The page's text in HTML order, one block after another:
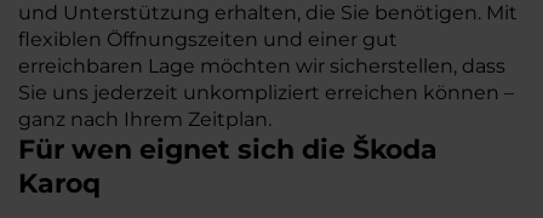
und Unterstützung erhalten, die Sie benötigen. Mit
flexiblen Öffnungszeiten und einer gut
erreichbaren Lage möchten wir sicherstellen, dass
Sie uns jederzeit unkompliziert erreichen können –
ganz nach Ihrem Zeitplan.
Für wen eignet sich die Škoda
Karoq